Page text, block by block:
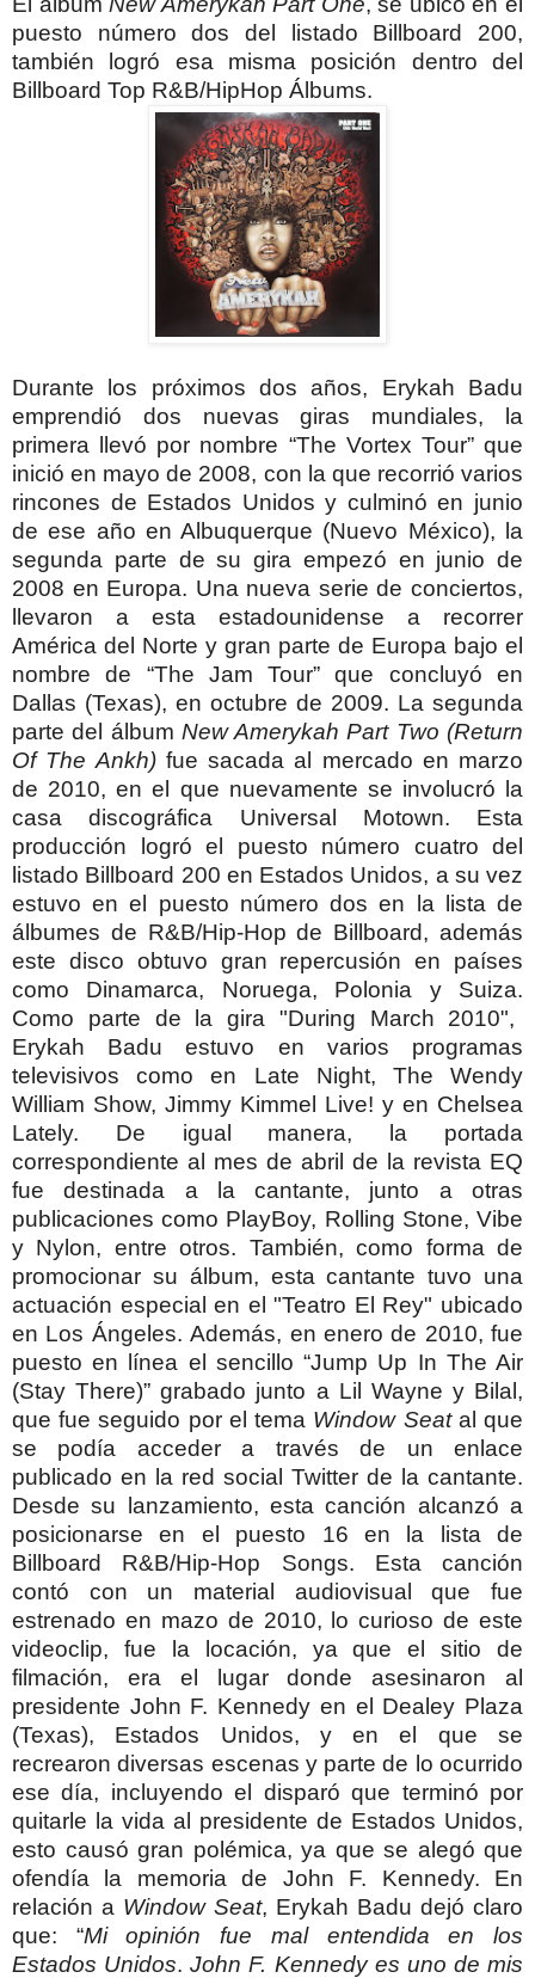
puesto número dos del listado Billboard 200,
también logró esa misma posición dentro del
Billboard Top R&B/HipHop Álbums.
Durante los próximos dos años, Erykah Badu
emprendió dos nuevas giras mundiales, la
primera llevó por nombre “The Vortex Tour” que
inició en mayo de 2008, con la que recorrió varios
rincones de Estados Unidos y culminó en junio
de ese año en Albuquerque (Nuevo México), la
segunda parte de su gira empezó en junio de
2008 en Europa. Una nueva serie de conciertos,
llevaron a esta estadounidense a recorrer
América del Norte y gran parte de Europa bajo el
nombre de “The Jam Tour” que concluyó en
Dallas (Texas), en octubre de 2009. La segunda
parte del álbum New Amerykah Part Two (Return
Of The Ankh)fue sacada al mercado en marzo
de 2010, en el que nuevamente se involucró la
casa discográfica Universal Motown. Esta
producción logró el puesto número cuatro del
listado Billboard 200 en Estados Unidos, a su vez
estuvo en el puesto número dos en la lista de
álbumes de R&B/Hip-Hop de Billboard, además
este disco obtuvo gran repercusión en países
como Dinamarca, Noruega, Polonia y Suiza.
Como parte de la gira "During March 2010",
Erykah Badu estuvo en varios programas
televisivos como en Late Night, The Wendy
William Show, Jimmy Kimmel Live! y en Chelsea
Lately. De igual manera, la portada
correspondiente al mes de abril de la revista EQ
fue destinada a la cantante, junto a otras
publicaciones como PlayBoy, Rolling Stone, Vibe
y Nylon, entre otros. También, como forma de
promocionar su álbum, esta cantante tuvo una
actuación especial en el "Teatro El Rey" ubicado
en Los Ángeles.Además, en enero de 2010, fue
puesto en línea el sencillo “Jump Up In The Air
(Stay There)” grabado junto a Lil Wayne y Bilal,
que fue seguido por el tema Window Seatal que
se podía acceder a través de un enlace
publicado en la red social Twitter de la cantante.
Desde su lanzamiento, esta canción alcanzó a
posicionarse en el puesto 16 en la lista de
Billboard R&B/Hip-Hop Songs. Esta canción
contó con un material audiovisual que fue
estrenado en mazo de 2010, lo curioso de este
videoclip, fue la locación, ya que el sitio de
filmación, era el lugar donde asesinaron al
presidente John F. Kennedy en el Dealey Plaza
(Texas), Estados Unidos, y en el que se
recrearon diversas escenas y parte de lo ocurrido
ese día, incluyendo el disparó que terminó por
quitarle la vida al presidente de Estados Unidos,
esto causó gran polémica, ya que se alegó que
ofendía la memoria de John F. Kennedy. En
relación a Window Seat, Erykah Badu dejó claro
que: “Mi opinión fue mal entendida en los
Estados Unidos.John F. Kennedy es uno de mis